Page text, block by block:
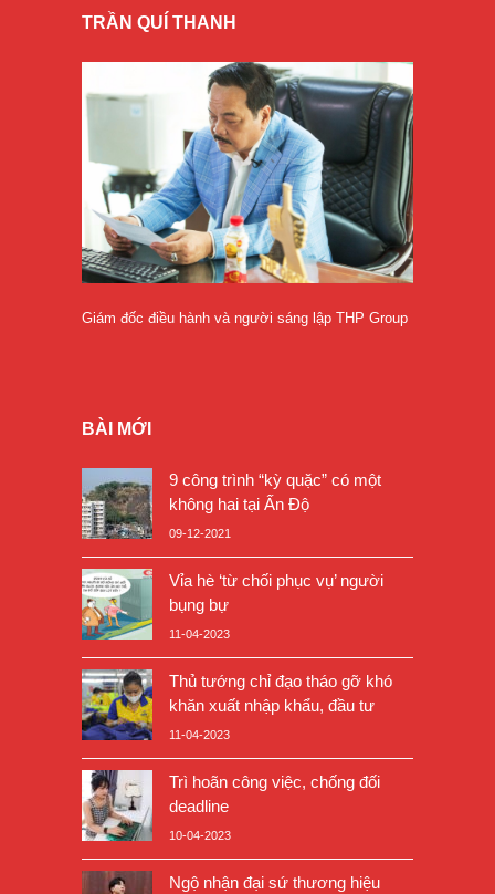
TRẦN QUÍ THANH
Giám đốc điều hành và người sáng lập THP Group
BÀI MỚI
9 công trình “kỳ quặc” có một
không hai tại Ấn Độ
09-12-2021
Vỉa hè ‘từ chối phục vụ’ người
bụng bự
11-04-2023
Thủ tướng chỉ đạo tháo gỡ khó
khăn xuất nhập khẩu, đầu tư
11-04-2023
Trì hoãn công việc, chống đối
deadline
10-04-2023
Ngộ nhận đại sứ thương hiệu